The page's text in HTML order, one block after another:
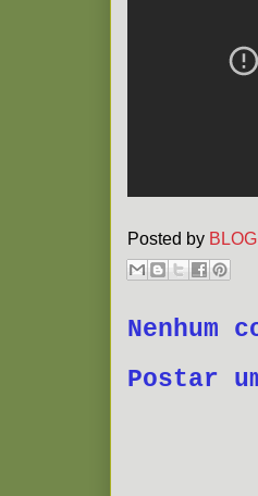
Posted by
Nenhum
Postar